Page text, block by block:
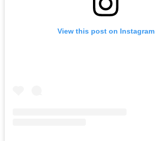
View this post on Instagram